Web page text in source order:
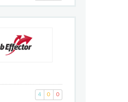
4 0 0